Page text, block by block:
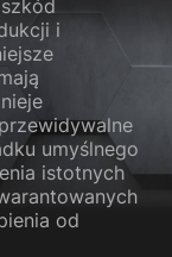
i
umyślnego
istotnych
od